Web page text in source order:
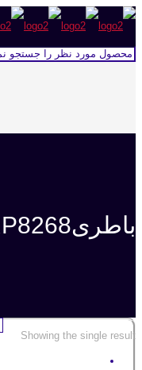
باطریXIRP8268
Showing the single result